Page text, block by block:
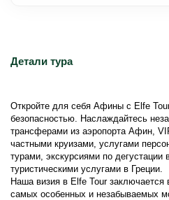
Детали тура
Откройте для себя Афины с Elfe
безопасностью. Наслаждайтесь
трансферами из аэропорта Афин,
частными круизами, услугами
турами, экскурсиями по
туристическими услугами в Греции.
Наша визия в Elfe Tour заключается
самых особенных и незабываемых